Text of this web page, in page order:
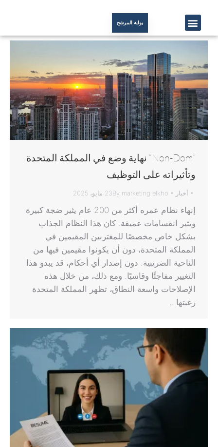
بوابة المرشح
”Non-Dom“ نهاية وضع في المملكة المتحدة
وتأثيراته على التوظيف
أخبار By marketing elkho 23 مايو، 2025
إنهاء نظام عمره أكثر من 200 عام يثير ضجة كبيرة
ويثير انقسامات عميقة. كان هذا النظام الجذاب
بشكل خاص مخصصًا للمغتربين المقيمين في
المملكة المتحدة، دون أن يكونوا مقيمين فيها من
الناحية الضريبية. دون إصدار أي أحكام، قد يبدو هذا
التغيير مفاجئًا وقاسيًا. ومع ذلك، من خلال هذه
الإصلاحات واسعة النطاق، تظهر المملكة المتحدة
رغبتها…